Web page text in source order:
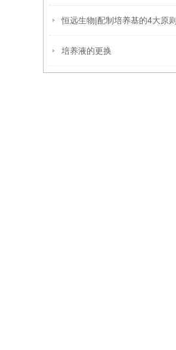
恒远生物|配制培养基的4大原则
培养液的更换